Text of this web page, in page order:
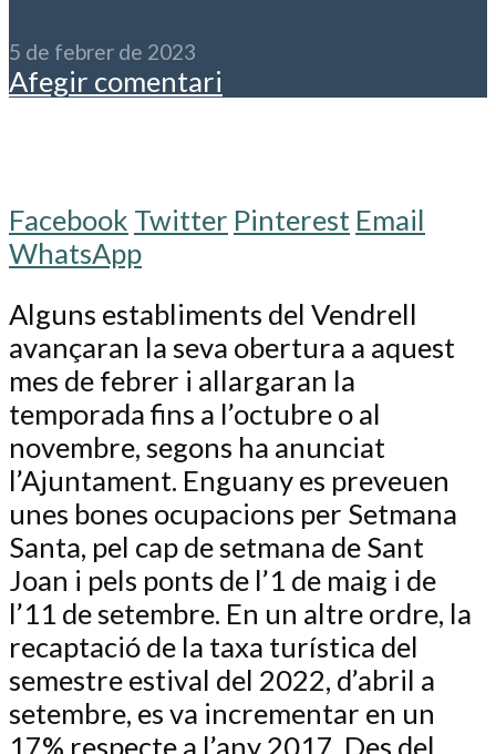
5 de febrer de 2023
Afegir comentari
Facebook Twitter Pinterest Email
WhatsApp
Alguns establiments del Vendrell
avançaran la seva obertura a aquest
mes de febrer i allargaran la
temporada fins a l’octubre o al
novembre, segons ha anunciat
l’Ajuntament. Enguany es preveuen
unes bones ocupacions per Setmana
Santa, pel cap de setmana de Sant
Joan i pels ponts de l’1 de maig i de
l’11 de setembre. En un altre ordre, la
recaptació de la taxa turística del
semestre estival del 2022, d’abril a
setembre, es va incrementar en un
17% respecte a l’any 2017. Des del